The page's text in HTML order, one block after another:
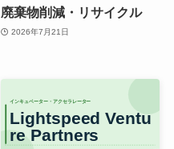
廃棄物削減・リサイクル
2026年7月21日